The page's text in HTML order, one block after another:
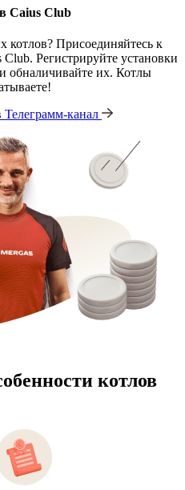
Caius Club
котлов? Присоединяйтесь к
Регистрируйте установки
обналичивайте их. Котлы
канал
котлов